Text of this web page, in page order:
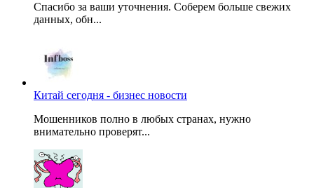
Спасибо за ваши уточнения. Соберем больше свежих
данных, обн...
Китай сегодня - бизнес новости
Мошенников полно в любых странах, нужно
внимательно проверят...